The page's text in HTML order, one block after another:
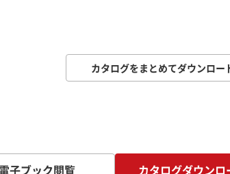
カタログをまとめてダウンロー
電子ブック閲覧 カタログダウンロ